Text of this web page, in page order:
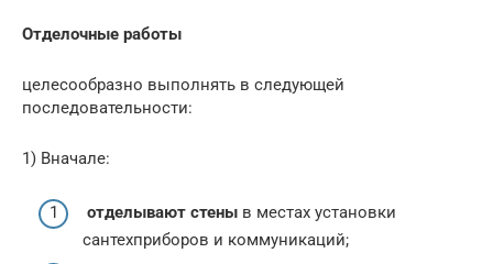
Отделочные работы
целесообразно выполнять в следующей
последовательности:
1) Вначале:
отделывают стены в местах установки
сантехприборов и коммуникаций;